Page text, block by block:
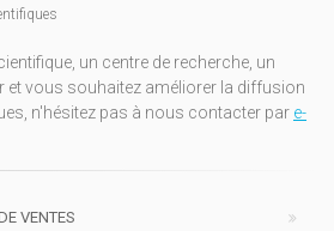
un centre de recherche, un
et vous souhaitez améliorer la diffusion
n'hésitez pas à nous contacter par e-
VENTES